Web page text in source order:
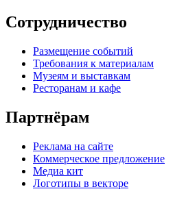
Сотрудничество
Размещение событий
Требования к материалам
Музеям и выставкам
Ресторанам и кафе
Партнёрам
Реклама на сайте
Коммерческое предложение
Медиа кит
Логотипы в векторе